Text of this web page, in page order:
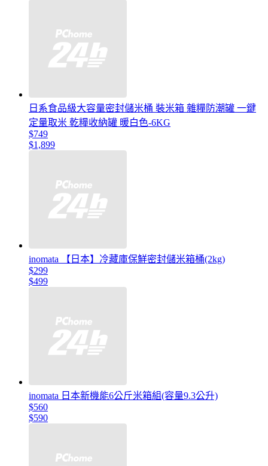
日系食品級大容量密封儲米桶 裝米箱 雜糧防潮罐 一鍵
定量取米 乾糧收納罐 暖白色-6KG
$749
$1,899
inomata 【日本】冷藏庫保鮮密封儲米箱桶(2kg)
$299
$499
inomata 日本新機能6公斤米箱組(容量9.3公升)
$560
$590